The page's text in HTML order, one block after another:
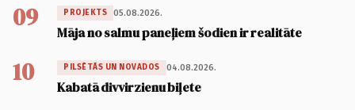
09 PROJEKTS 05.08.2026.
Māja no salmu paneļiem šodien ir realitāte
10 PILSĒTĀS UN NOVADOS 04.08.2026.
Kabatā divvirzienu biļete